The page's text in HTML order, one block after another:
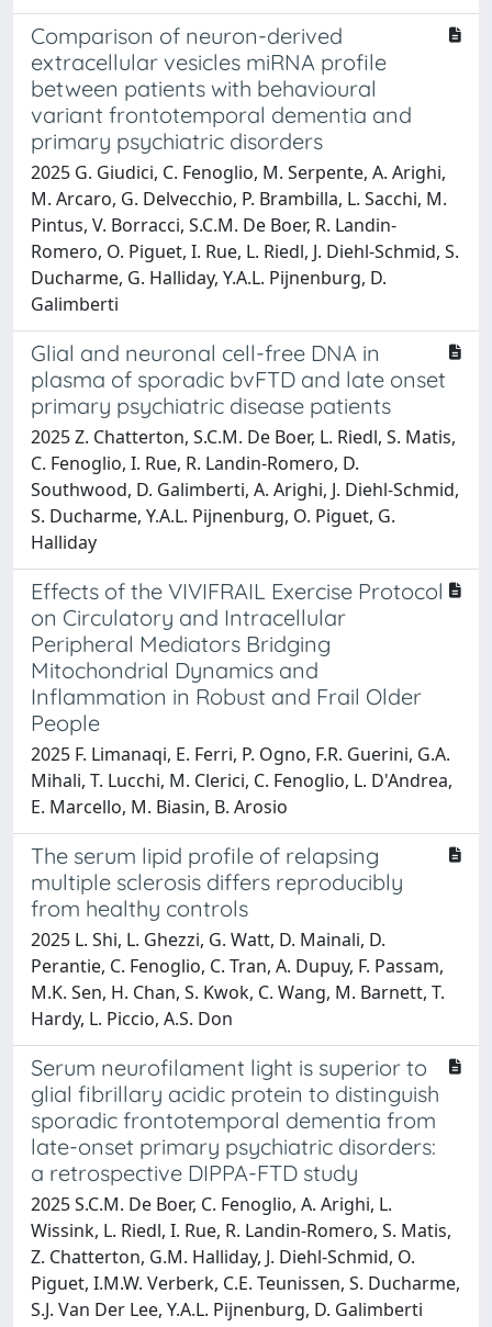
Comparison of neuron-derived
extracellular vesicles miRNA profile
between patients with behavioural
variant frontotemporal dementia and
primary psychiatric disorders
2025 G. Giudici, C. Fenoglio, M. Serpente, A. Arighi,
M. Arcaro, G. Delvecchio, P. Brambilla, L. Sacchi, M.
Pintus, V. Borracci, S.C.M. De Boer, R. Landin-
Romero, O. Piguet, I. Rue, L. Riedl, J. Diehl-Schmid, S.
Ducharme, G. Halliday, Y.A.L. Pijnenburg, D.
Galimberti
Glial and neuronal cell-free DNA in
plasma of sporadic bvFTD and late onset
primary psychiatric disease patients
2025 Z. Chatterton, S.C.M. De Boer, L. Riedl, S. Matis,
C. Fenoglio, I. Rue, R. Landin-Romero, D.
Southwood, D. Galimberti, A. Arighi, J. Diehl-Schmid,
S. Ducharme, Y.A.L. Pijnenburg, O. Piguet, G.
Halliday
Effects of the VIVIFRAIL Exercise Protocol
on Circulatory and Intracellular
Peripheral Mediators Bridging
Mitochondrial Dynamics and
Inflammation in Robust and Frail Older
People
2025 F. Limanaqi, E. Ferri, P. Ogno, F.R. Guerini, G.A.
Mihali, T. Lucchi, M. Clerici, C. Fenoglio, L. D'Andrea,
E. Marcello, M. Biasin, B. Arosio
The serum lipid profile of relapsing
multiple sclerosis differs reproducibly
from healthy controls
2025 L. Shi, L. Ghezzi, G. Watt, D. Mainali, D.
Perantie, C. Fenoglio, C. Tran, A. Dupuy, F. Passam,
M.K. Sen, H. Chan, S. Kwok, C. Wang, M. Barnett, T.
Hardy, L. Piccio, A.S. Don
Serum neurofilament light is superior to
glial fibrillary acidic protein to distinguish
sporadic frontotemporal dementia from
late-onset primary psychiatric disorders:
a retrospective DIPPA-FTD study
2025 S.C.M. De Boer, C. Fenoglio, A. Arighi, L.
Wissink, L. Riedl, I. Rue, R. Landin-Romero, S. Matis,
Z. Chatterton, G.M. Halliday, J. Diehl-Schmid, O.
Piguet, I.M.W. Verberk, C.E. Teunissen, S. Ducharme,
S.J. Van Der Lee, Y.A.L. Pijnenburg, D. Galimberti